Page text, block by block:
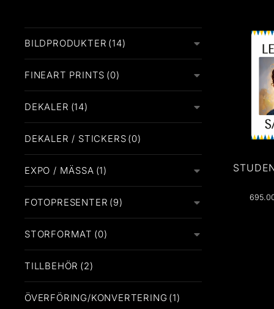
BILDPRODUKTER (14)
FINEART PRINTS (0)
DEKALER (14)
DEKALER / STICKERS (0)
EXPO / MÄSSA (1)
FOTOPRESENTER (9)
STORFORMAT (0)
TILLBEHÖR (2)
ÖVERFÖRING/KONVERTERING (1)